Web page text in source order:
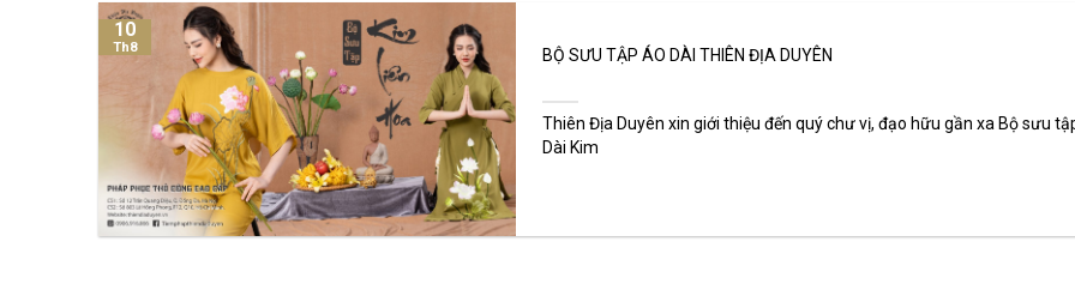
BỘ SƯU TẬP ÁO DÀI THIÊN ĐỊA DUYÊN
Thiên Địa Duyên xin giới thiệu đến quý chư vị, đạo hữu gần xa Bộ sưu
Dài Kim
10
Th8